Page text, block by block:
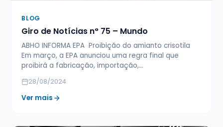
BLOG
Giro de Notícias n° 75 – Mundo
ABHO INFORMA EPA Proibição do amianto crisotila
Em março, a EPA anunciou uma regra final que
proibirá a fabricação, importação,…
28/08/2024
Ver mais